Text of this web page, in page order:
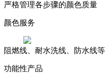
严格管理各步骤的颜色质量
颜色服务
阻燃线、耐水洗线、防水线等
功能性产品